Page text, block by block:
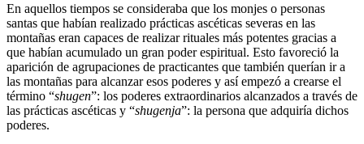
En aquellos tiempos se consideraba que los monjes o personas
santas que habían realizado prácticas ascéticas severas en las
montañas eran capaces de realizar rituales más potentes gracias a
que habían acumulado un gran poder espiritual. Esto favoreció la
aparición de agrupaciones de practicantes que también querían ir a
las montañas para alcanzar esos poderes y así empezó a crearse el
término “shugen”: los poderes extraordinarios alcanzados a través de
las prácticas ascéticas y “shugenja”: la persona que adquiría dichos
poderes.